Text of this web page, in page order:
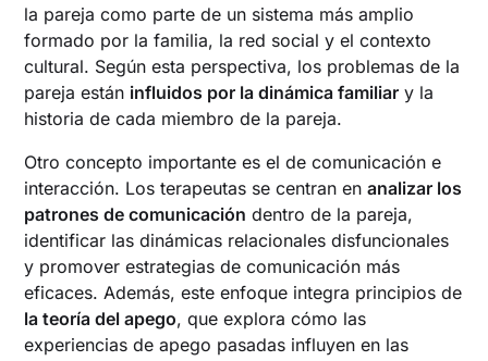
la pareja como parte de un sistema más amplio
formado por la familia, la red social y el contexto
cultural. Según esta perspectiva, los problemas de la
pareja están influidos por la dinámica familiar y la
historia de cada miembro de la pareja.
Otro concepto importante es el de comunicación e
interacción. Los terapeutas se centran enanalizar los
patrones de comunicación dentro de la pareja,
identificar las dinámicas relacionales disfuncionales
y promover estrategias de comunicación más
eficaces. Además, este enfoque integra principios de
la teoría del apego, que explora cómo las
experiencias de apego pasadas influyen en las